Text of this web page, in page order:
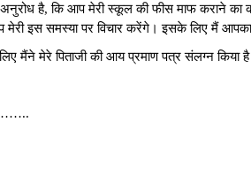
है, कि आप मेरी स्कूल की फीस माफ कराने
मेरी इस समस्या पर विचार करेंगे। इसके लिए मैं
मैंने मेरे पिताजी की आय प्रमाण पत्र संलग्न किया